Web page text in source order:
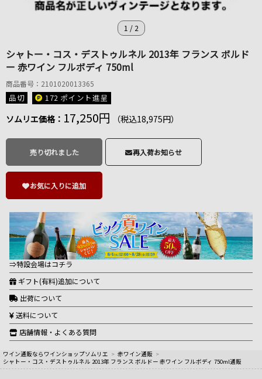
1 / 2
シャトー・コス・デストゥルネル 2013年 フランス ボルド
ー 赤ワイン フルボディ 750ml
商品番号：2101020013365
品切 172 ポイント進呈
ソムリエ価格： 17,250円 （税込18,975円）
売り切れました 再入荷お知らせ
お気に入りに追加
⇒特設会場はコチラ
ギフト(有料)追加について
出荷について
送料について
店舗情報・よくある質問
ワイン通販ならワインショップソムリエ > 赤ワイン通販 >
シャトー・コス・デストゥルネル 2013年 フランス ボルドー 赤ワイン フルボディ 750ml通販